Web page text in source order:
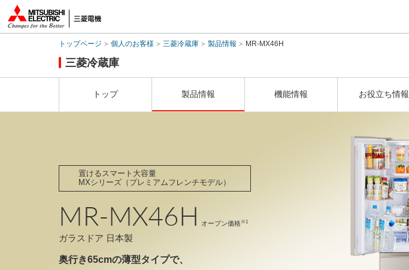
トップページ 個人のお客様 三菱冷蔵庫 製品情報 MR-MX46H
三菱冷蔵庫
トップ 製品情報 機能情報 お役立ち情報
置けるスマート大容量
MXシリーズ（プレミアムフレンチモデル）
MR-MX46H オープン価格※1
ガラスドア 日本製
奥行き65cmの薄型タイプで、